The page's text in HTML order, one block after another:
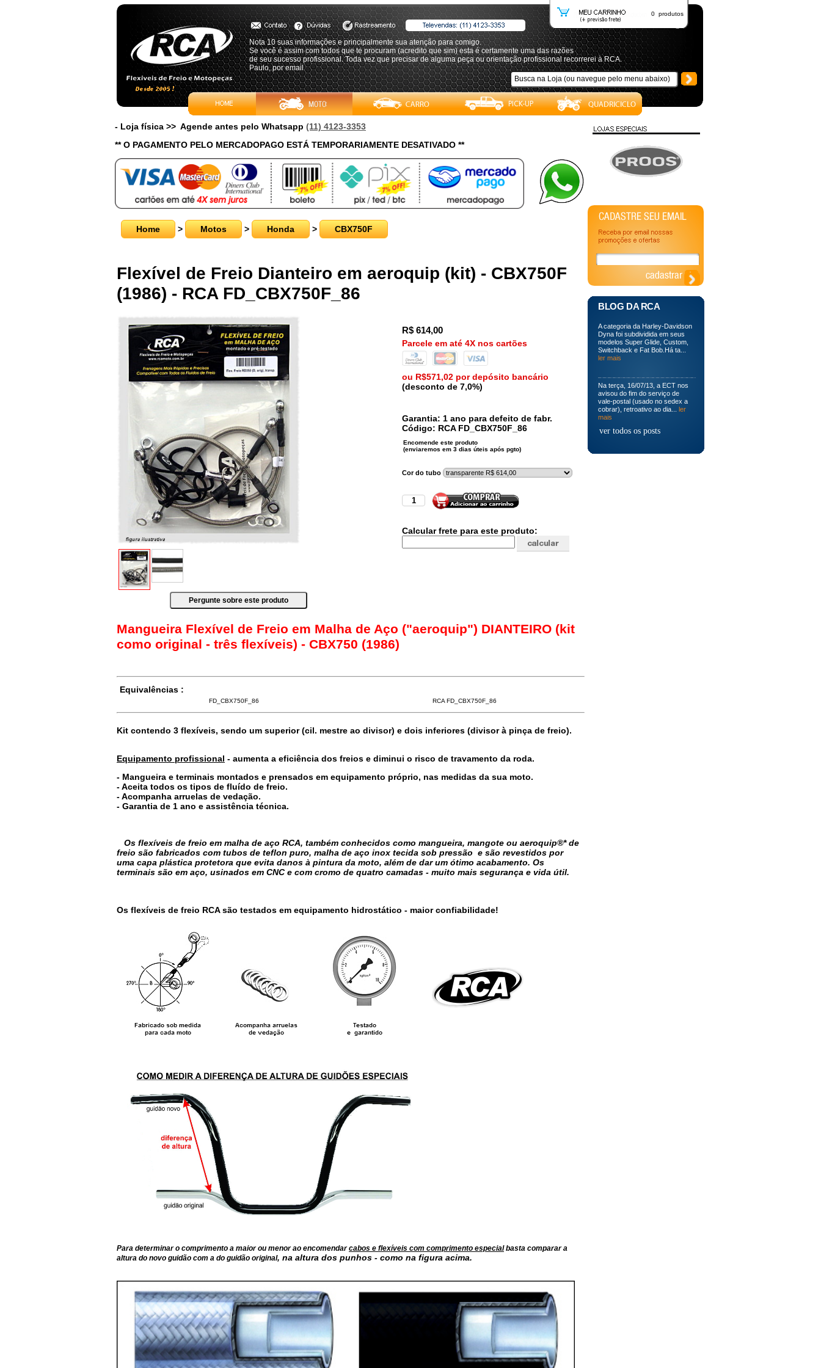
0 produtos
Nota 10 suas informações e principalmente sua atenção para comigo.
Se você é assim com todos que te procuram (acredito que sim) esta é certamente uma das razões
de seu sucesso profissional. Toda vez que precisar de alguma peça ou orientação profissional recorrerei à RCA.
Paulo, por email
- Loja física >> Agende antes pelo Whatsapp (11) 4123-3353
** O PAGAMENTO PELO MERCADOPAGO ESTÁ TEMPORARIAMENTE DESATIVADO **
Home > Motos > Honda > CBX750F
Flexível de Freio Dianteiro em aeroquip (kit) - CBX750F
(1986) - RCA FD_CBX750F_86
R$614,00
Parcele em até 4X nos cartões
ou R$571,02 por depósito bancário
(desconto de 7,0%)
Garantia: 1 ano para defeito de fabr.
Código: RCAFD_CBX750F_86
Cor do tubo
Calcular frete para este produto:
Mangueira Flexível de Freio em Malha de Aço ("aeroquip") DIANTEIRO (kit
como original - três flexíveis) - CBX750 (1986)
Equivalências :
FD_CBX750F_86 RCA FD_CBX750F_86
Kit contendo 3 flexíveis, sendo um superior (cil. mestre ao divisor) e dois inferiores (divisor à pinça de freio).
Equipamento profissional - aumenta a eficiência dos freios e diminui o risco de travamento da roda.
- Mangueira e terminais montados e prensados em equipamento próprio, nas medidas da sua moto.
- Aceita todos os tipos de fluído de freio.
- Acompanha arruelas de vedação.
- Garantia de 1 ano e assistência técnica.
Os flexíveis de freio em malha de aço RCA, também conhecidos como mangueira, mangote ou aeroquip®* de
freio são fabricados com tubos de teflon puro, malha de aço inox tecida sob pressão e são revestidos por
uma capa plástica protetora que evita danos à pintura da moto, além de dar um ótimo acabamento. Os
terminais são em aço, usinados em CNC e com cromo de quatro camadas - muito mais segurança e vida útil.
Os flexíveis de freio RCA são testados em equipamento hidrostático - maior confiabilidade!
Para determinar o comprimento a maior ou menor ao encomendarcabos e flexíveis com comprimento especialbasta comparar a
altura do novo guidão com a do guidão original, na altura dos punhos - como na figura acima.
BLOG DA RCA
A categoria da Harley-Davidson
Dyna foi subdividida em seus
modelos Super Glide, Custom,
Switchback e Fat Bob.Há ta...
ler mais
Na terça, 16/07/13, a ECT nos
avisou do fim do serviço de
vale-postal (usado no sedex a
cobrar), retroativo ao dia... ler
mais
ver todos os posts